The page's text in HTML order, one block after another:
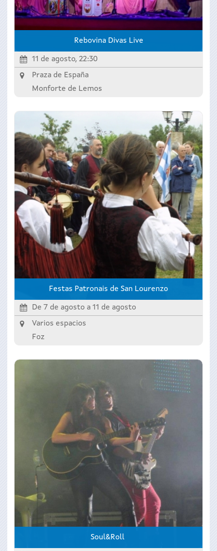
Rebovina Divas Live
11 de agosto, 22:30
Praza de España
Monforte de Lemos
Festas Patronais de San Lourenzo
De 7 de agosto a 11 de agosto
Varios espacios
Foz
Soul&Roll